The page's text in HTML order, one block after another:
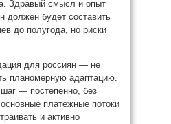
Здравый смысл и опыт
должен будет составить
до полугода, но риски
для россиян — не
планомерную адаптацию.
— постепенно, без
платежные потоки
и активно